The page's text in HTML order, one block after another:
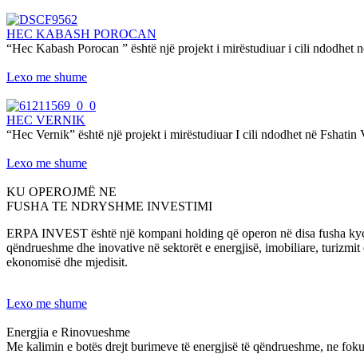
HEC KABASH POROCAN
“Hec Kabash Porocan ” është një projekt i mirëstudiuar i cili ndodhet
Lexo me shume
HEC VERNIK
“Hec Vernik” është një projekt i mirëstudiuar I cili ndodhet në Fshatin
Lexo me shume
KU OPEROJMË NE
FUSHA TE NDRYSHME INVESTIMI
ERPA INVEST është një kompani holding që operon në disa fusha
qëndrueshme dhe inovative në sektorët e energjisë, imobiliare,
ekonomisë dhe mjedisit.
Lexo me shume
Energjia e Rinovueshme
Me kalimin e botës drejt burimeve të energjisë të qëndrueshme, ne